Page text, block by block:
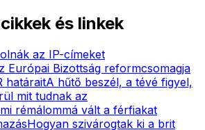
és linkek
az IP-címeket
Európai Bizottság reformcsomagja
határaitA hűtő beszél, a tévé figyel,
mit tudnak az
rémálommá vált a férfiakat
Hogyan szivárogtak ki a brit